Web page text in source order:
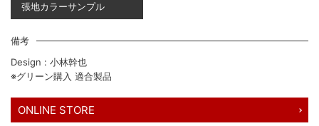
張地カラーサンプル
備考
Design : 小林幹也
※グリーン購入 適合製品
ONLINE STORE